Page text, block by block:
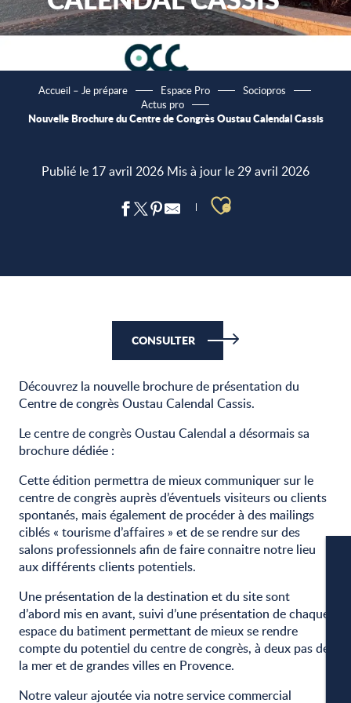
Accueil – Je prépare Espace Pro
Sociopros
Actus pro
Nouvelle Brochure du Centre de Congrès Oustau Calendal Cassis
Publié le 17 avril 2026 Mis à jour le 29 avril 2026
Ajouter aux
CONSULTER
Découvrez la nouvelle brochure de présentation du
Centre de congrès Oustau Calendal Cassis.
Le centre de congrès Oustau Calendal a désormais sa
brochure dédiée :
Cette édition permettra de mieux communiquer sur le
centre de congrès auprès d’éventuels visiteurs ou clients
spontanés, mais également de procéder à des mailings
ciblés « tourisme d’affaires » et de se rendre sur des
salons professionnels afin de faire connaitre notre lieu
aux différents clients potentiels.
Une présentation de la destination et du site sont
d’abord mis en avant, suivi d’une présentation de chaque
espace du batiment permettant de mieux se rendre
compte du potentiel du centre de congrès, à deux pas de
la mer et de grandes villes en Provence.
Notre valeur ajoutée via notre service commercial